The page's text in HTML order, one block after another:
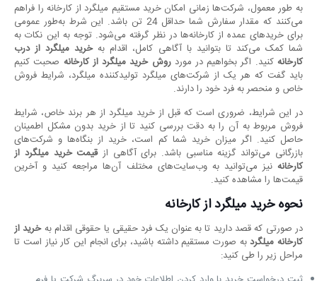
به طور معمول، شرکت‌ها زمانی امکان خرید مستقیم میلگرد از کارخانه را فراهم
می‌کنند که مقدار سفارش شما حداقل 24 تن باشد. این شرط به‌طور عمومی
برای خریدهای عمده از کارخانه‌ها در نظر گرفته می‌شود. توجه به این نکات به
شما کمک می‌کند تا بتوانید با آگاهی کامل، اقدام بهخرید میلگرد از درب
کارخانه کنید. اگر بخواهیم در موردروش خرید میلگرد از کارخانه صحبت کنیم
باید گفت که هر یک از شرکت‌های میلگرد تولیدکننده میلگرد، شرایط فروش
خاص و منحصر به فرد خود را دارند.
در این شرایط، ضروری است که قبل از خرید میلگرد از هر برند خاص، شرایط
فروش مربوط به آن را به دقت بررسی کنید تا از خرید بدون مشکل اطمینان
حاصل کنید. اگر میزان خرید شما کم است، خرید از بنگاه‌ها و شرکت‌های
بازرگانی می‌تواند گزینه مناسبی باشد. برای آگاهی ازقیمت خرید میلگرد از
کارخانه‌ نیز می‌توانید به وب‌سایت‌های مختلف آن‌ها مراجعه کنید و آخرین
قیمت‌ها را مشاهده کنید.
نحوه خرید میلگرد از کارخانه
در صورتی که قصد دارید تا به عنوان یک فرد حقیقی یا حقوقی اقدام بهخرید از
کارخانه میلگردبه صورت مستقیم داشته باشید، برای انجام این کار نیاز است تا
مراحل زیر را طی کنید: